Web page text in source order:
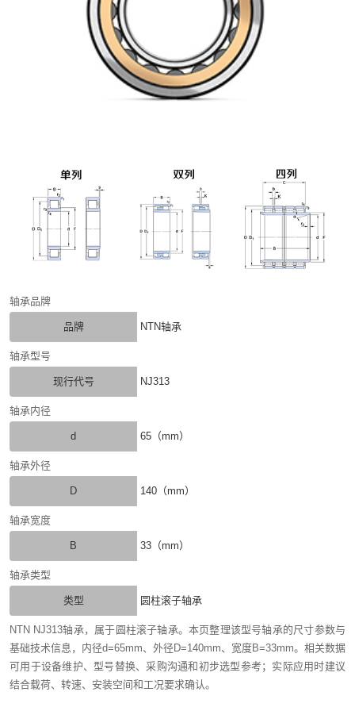
轴承品牌
品牌 NTN轴承
轴承型号
现行代号 NJ313
轴承内径
d 65（mm）
轴承外径
D 140（mm）
轴承宽度
B 33（mm）
轴承类型
类型 圆柱滚子轴承
NTN NJ313轴承，属于圆柱滚子轴承。本页整理该型号轴承的尺寸参数与
基础技术信息，内径d=65mm、外径D=140mm、宽度B=33mm。相关数据
可用于设备维护、型号替换、采购沟通和初步选型参考；实际应用时建议
结合载荷、转速、安装空间和工况要求确认。